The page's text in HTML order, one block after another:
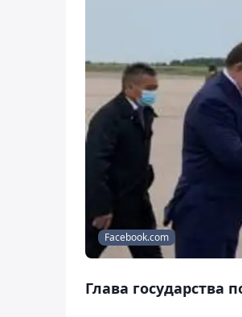
Facebook.com
Глава государства